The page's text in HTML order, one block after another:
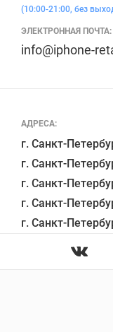
АДРЕСА:
г. Санкт-
г. Санкт-
г. Санкт-
г. Санкт-
(10:00-21:00, без
ЭЛЕКТРОННАЯ ПОЧТА:
info@iphone-